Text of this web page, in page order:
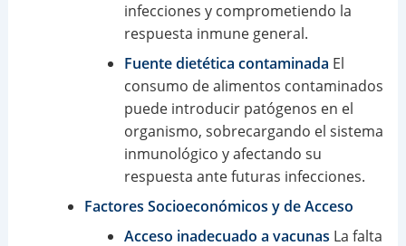
infecciones y comprometiendo la
respuesta inmune general.
Fuente dietética contaminada El
consumo de alimentos contaminados
puede introducir patógenos en el
organismo, sobrecargando el sistema
inmunológico y afectando su
respuesta ante futuras infecciones.
Factores Socioeconómicos y de Acceso
Acceso inadecuado a vacunas La falta